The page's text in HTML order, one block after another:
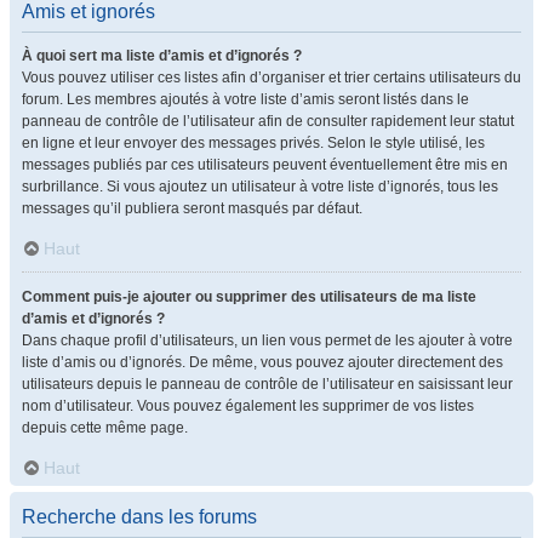
Amis et ignorés
À quoi sert ma liste d’amis et d’ignorés ?
Vous pouvez utiliser ces listes afin d’organiser et trier certains utilisateurs du
forum. Les membres ajoutés à votre liste d’amis seront listés dans le
panneau de contrôle de l’utilisateur afin de consulter rapidement leur statut
en ligne et leur envoyer des messages privés. Selon le style utilisé, les
messages publiés par ces utilisateurs peuvent éventuellement être mis en
surbrillance. Si vous ajoutez un utilisateur à votre liste d’ignorés, tous les
messages qu’il publiera seront masqués par défaut.
Haut
Comment puis-je ajouter ou supprimer des utilisateurs de ma liste
d’amis et d’ignorés ?
Dans chaque profil d’utilisateurs, un lien vous permet de les ajouter à votre
liste d’amis ou d’ignorés. De même, vous pouvez ajouter directement des
utilisateurs depuis le panneau de contrôle de l’utilisateur en saisissant leur
nom d’utilisateur. Vous pouvez également les supprimer de vos listes
depuis cette même page.
Haut
Recherche dans les forums